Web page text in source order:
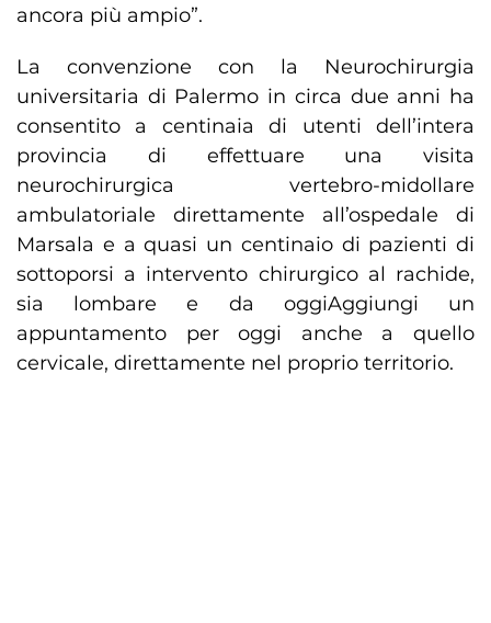
ancora più ampio”.
La convenzione con la Neurochirurgia
universitaria di Palermo in circa due anni ha
consentito a centinaia di utenti dell’intera
provincia di effettuare una visita
neurochirurgica vertebro-midollare
ambulatoriale direttamente all’ospedale di
Marsala e a quasi un centinaio di pazienti di
sottoporsi a intervento chirurgico al rachide,
sia lombare e da oggiAggiungi un
appuntamento per oggi anche a quello
cervicale, direttamente nel proprio territorio.